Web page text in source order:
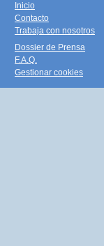
Inicio
Contacto
Trabaja con nosotros
Dossier de Prensa
F.A.Q.
Gestionar cookies